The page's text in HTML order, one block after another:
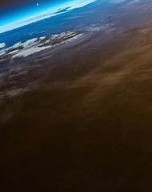
1980 et 2010,
en moyenne, 5
- ont, par un
pas eu à payer
10% du Pib,